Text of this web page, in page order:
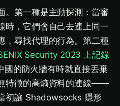
。第一種是主動探測：當審
時，它們會自己去連上同一
，尋找代理的行為。第二種
Security 2023 上記錄
國的防火牆有時就直接丟棄
特徵的高熵資料的連線——
初讓 Shadowsocks 隱形